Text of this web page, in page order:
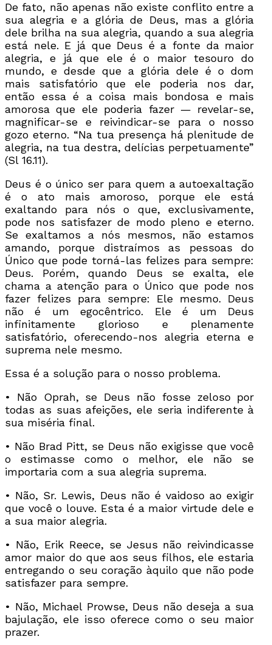
De fato, não apenas não existe conflito entre a
sua alegria e a glória de Deus, mas a glória
dele brilha na sua alegria, quando a sua alegria
está nele. E já que Deus é a fonte da maior
alegria, e já que ele é o maior tesouro do
mundo, e desde que a glória dele é o dom
mais satisfatório que ele poderia nos dar,
então essa é a coisa mais bondosa e mais
amorosa que ele poderia fazer — revelar-se,
magnificar-se e reivindicar-se para o nosso
gozo eterno. “Na tua presença há plenitude de
alegria, na tua destra, delícias perpetuamente”
(Sl 16.11).
Deus é o único ser para quem a autoexaltação
é o ato mais amoroso, porque ele está
exaltando para nós o que, exclusivamente,
pode nos satisfazer de modo pleno e eterno.
Se exaltamos a nós mesmos, não estamos
amando, porque distraímos as pessoas do
Único que pode torná-las felizes para sempre:
Deus. Porém, quando Deus se exalta, ele
chama a atenção para o Único que pode nos
fazer felizes para sempre: Ele mesmo. Deus
não é um egocêntrico. Ele é um Deus
infinitamente glorioso e plenamente
satisfatório, oferecendo-nos alegria eterna e
suprema nele mesmo.
Essa é a solução para o nosso problema.
• Não Oprah, se Deus não fosse zeloso por
todas as suas afeições, ele seria indiferente à
sua miséria final.
• Não Brad Pitt, se Deus não exigisse que você
o estimasse como o melhor, ele não se
importaria com a sua alegria suprema.
• Não, Sr. Lewis, Deus não é vaidoso ao exigir
que você o louve. Esta é a maior virtude dele e
a sua maior alegria.
• Não, Erik Reece, se Jesus não reivindicasse
amor maior do que aos seus filhos, ele estaria
entregando o seu coração àquilo que não pode
satisfazer para sempre.
• Não, Michael Prowse, Deus não deseja a sua
bajulação, ele isso oferece como o seu maior
prazer.